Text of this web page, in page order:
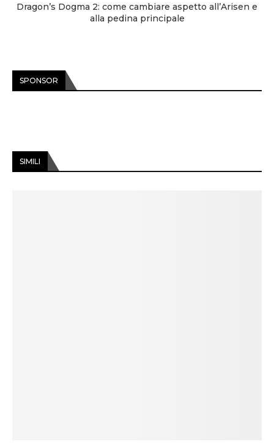
Dragon’s Dogma 2: come cambiare aspetto all’Arisen e
alla pedina principale
SPONSOR
SIMILI